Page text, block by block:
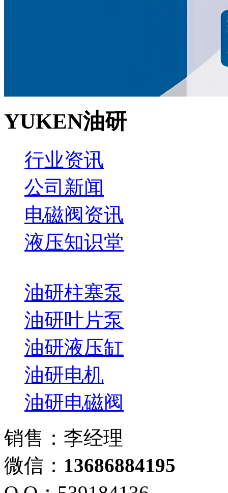
YUKEN油研
行业资讯
公司新闻
电磁阀资讯
液压知识堂
油研柱塞泵
油研叶片泵
油研液压缸
油研电机
油研电磁阀
销售：李经理
微信： 13686884195